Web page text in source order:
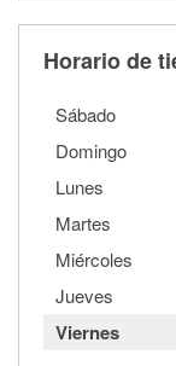
Horario de
Sábado
Domingo
Lunes
Martes
Miércoles
Jueves
Viernes